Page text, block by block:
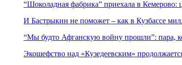
“Шоколадная фабрика” приехала в Кемерово:
И Бастрыкин не поможет – как в Кузбассе
“Мы будто Афганскую войну прошли”: пара,
Экошефство над «Кузедеевским»